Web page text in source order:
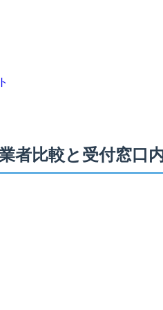
者比較と受付窓口